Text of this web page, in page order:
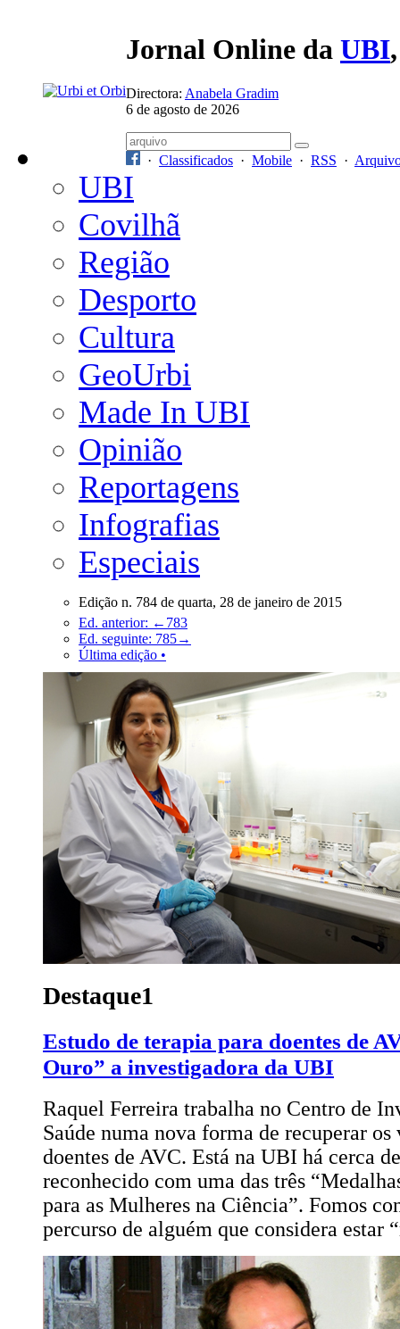
Jornal Online da UBI
Directora: Anabela Gradim
6 de agosto de 2026
· Classificados · Mobile · RSS ·
UBI
Covilhã
Região
Desporto
Cultura
GeoUrbi
Made In UBI
Opinião
Reportagens
Infografias
Especiais
Edição n. 784 de quarta, 28 de janeiro de 2015
Ed. anterior: ←783
Ed. seguinte: 785→
Última edição •
Destaque1
Estudo de terapia para doentes de
Ouro” a investigadora da UBI
Raquel Ferreira trabalha no Centro de
Saúde numa nova forma de recuperar os
doentes de AVC. Está na UBI há cerca
reconhecido com uma das três
para as Mulheres na Ciência”. Fomos
percurso de alguém que considera